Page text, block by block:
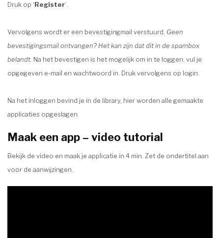
Druk op ‘Register’.
Vervolgens wordt er een bevestigingmail verstuurd. Geen
bevestigingsmail ontvangen? Het kan zijn dat dit in de spambox
belandt. Na het bevestigen is het mogelijk om in te loggen, vul je
opgegeven e-mail en wachtwoord in. Druk vervolgens op login.
Na het inloggen bevind je in de library, hier worden alle gemaakte
applicaties opgeslagen.
Maak een app – video tutorial
Bekijk de video en maak je applicatie in 4 min. Zet de ondertitel aan
voor de aanwijzingen.